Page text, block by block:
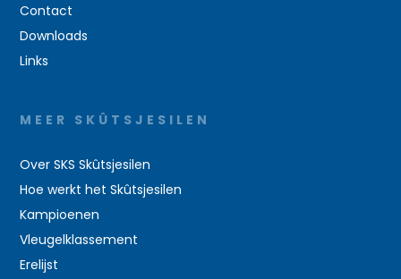
Contact
Downloads
Links
MEER SKÛTSJESILEN
Over SKS Skûtsjesilen
Hoe werkt het Skûtsjesilen
Kampioenen
Vleugelklassement
Erelijst